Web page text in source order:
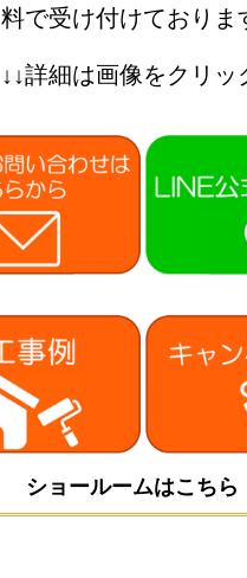
料で受け付けておりま
↓↓詳細は画像をクリッ
ショールームはこちら